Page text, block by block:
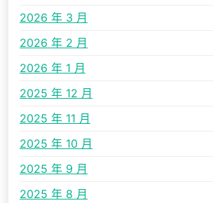
2026 年 3 月
2026 年 2 月
2026 年 1 月
2025 年 12 月
2025 年 11 月
2025 年 10 月
2025 年 9 月
2025 年 8 月